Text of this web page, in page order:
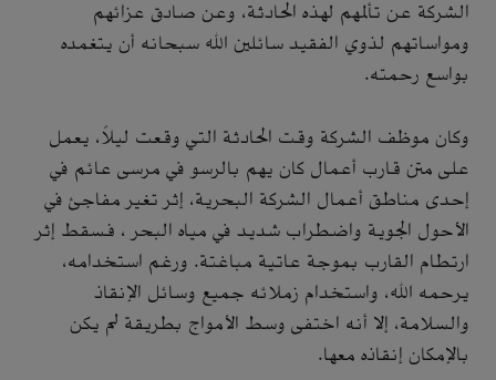
الشركة عن تألمهم لهذه الحادثة، وعن صادق عزائهم
ومواساتهم لذوي الفقيد سائلين الله سبحانه أن يتغمده
بواسع رحمته.
وكان موظف الشركة وقت الحادثة التي وقعت ليلاً، يعمل
على متن قارب أعمال كان يهم بالرسو في مرسى عائم في
إحدى مناطق أعمال الشركة البحرية، إثر تغير مفاجئ في
الأحول الجوية واضطراب شديد في مياه البحر ، فسقط إثر
ارتطام القارب بموجة عاتية مباغتة. ورغم استخدامه،
يرحمه الله، واستخدام زملائه جميع وسائل الإنقاذ
والسلامة، إلا أنه اختفى وسط الأمواج بطريقة لم يكن
بالإمكان إنقاذه معها.